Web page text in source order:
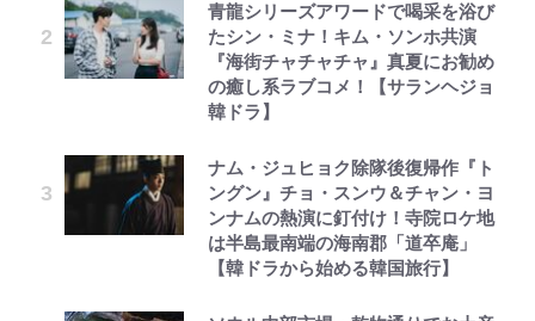
青龍シリーズアワードで喝采を浴び
たシン・ミナ！キム・ソンホ共演
『海街チャチャチャ』真夏にお勧め
の癒し系ラブコメ！【サランヘジョ
韓ドラ】
ナム・ジュヒョク除隊後復帰作『ト
ングン』チョ・スンウ＆チャン・ヨ
ンナムの熱演に釘付け！寺院ロケ地
は半島最南端の海南郡「道卒庵」
【韓ドラから始める韓国旅行】